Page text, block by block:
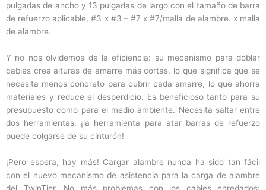
pulgadas de ancho y 13 pulgadas de largo con el tamaño de barra
de refuerzo aplicable, #3 x #3 – #7 x #7/malla de alambre. x malla
de alambre.
Y no nos olvidemos de la eficiencia: su mecanismo para doblar
cables crea alturas de amarre más cortas, lo que significa que se
necesita menos concreto para cubrir cada amarre, lo que ahorra
materiales y reduce el desperdicio. Es beneficioso tanto para su
presupuesto como para el medio ambiente. Necesita saltar entre
dos herramientas, ¡la herramienta para atar barras de refuerzo
puede colgarse de su cinturón!
¡Pero espera, hay más! Cargar alambre nunca ha sido tan fácil
con el nuevo mecanismo de asistencia para la carga de alambre